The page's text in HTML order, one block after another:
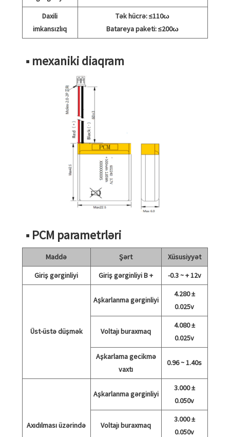
Daxili
imkansızlıq
Tək hücrə: ≤110ω
Batareya paketi: ≤200ω
■ mexaniki diaqram
■ PCM parametrləri
Maddə Şərt
Xüsusiyyət
Giriş gərginliyi
Giriş gərginliyi B + -0.3 ~ + 12v
Üst-üstə düşmək
Aşkarlanma gərginliyi
4.280 ±
0.025v
Voltajı buraxmaq
4.080 ±
0.025v
Aşkarlama gecikmə
vaxtı
0.96 ~ 1.40s
Axıdılması üzərində
Aşkarlanma gərginliyi
3.000 ±
0.050v
Voltajı buraxmaq
3.000 ±
0.050v